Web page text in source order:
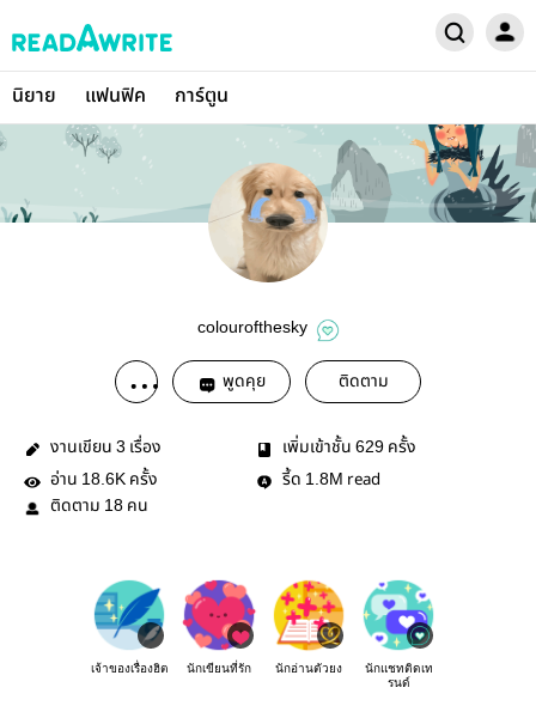
นิยาย แฟนฟิค การ์ตูน
colourofthesky
พูดคุย ติดตาม
งานเขียน 3 เรื่อง เพิ่มเข้าชั้น 629 ครั้ง
อ่าน 18.6K ครั้ง รี้ด 1.8M read
ติดตาม 18 คน
เจ้าของเรื่องฮิต นักเขียนที่รัก นักอ่านตัวยง
นักแชทติดเท
รนด์